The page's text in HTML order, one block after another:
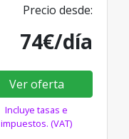
Precio desde:
74€/día
Ver oferta
Incluye tasas e
impuestos. (VAT)